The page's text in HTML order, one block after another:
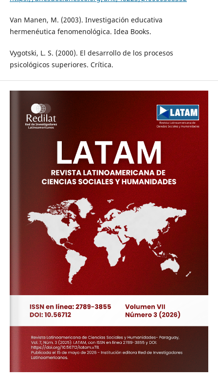
Van Manen, M. (2003). Investigación educativa
hermenéutica fenomenológica. Idea Books.
Vygotski, L. S. (2000). El desarrollo de los procesos
psicológicos superiores. Crítica.